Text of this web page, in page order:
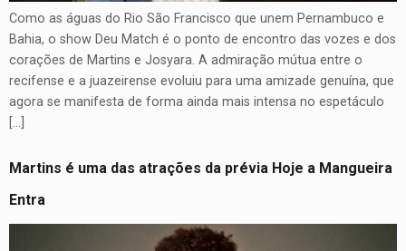
Como as águas do Rio São Francisco que unem Pernambuco e
Bahia, o show Deu Match é o ponto de encontro das vozes e dos
corações de Martins e Josyara. A admiração mútua entre o
recifense e a juazeirense evoluiu para uma amizade genuína, que
agora se manifesta de forma ainda mais intensa no espetáculo
[…]
Martins é uma das atrações da prévia Hoje a Mangueira
Entra